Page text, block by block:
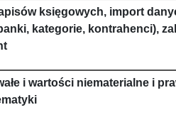
księgowych, import
kategorie, kontrahenci),
i wartości niematerialne i